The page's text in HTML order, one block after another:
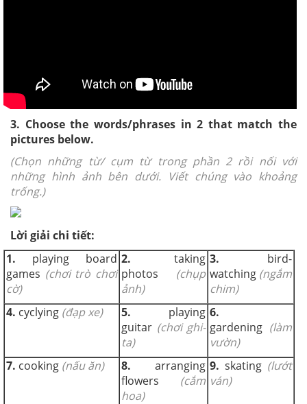
3. Choose the words/phrases in 2 that match the
pictures below.
(Chọn những từ/ cụm từ trong phần 2 rồi nối với
những hình ảnh bên dưới. Viết chúng vào khoảng
trống.)
Lời giải chi tiết:
1. playing board
games (chơi trò chơi
cờ)
2. taking
photos (chụp
ảnh)
3. bird-
watching (ngắm
chim)
4. cyclying (đạp xe) 5. playing
guitar (chơi ghi-
ta)
6.
gardening (làm
vườn)
7. cooking (nấu ăn) 8. arranging
flowers (cắm
hoa)
9. skating (lướt
ván)